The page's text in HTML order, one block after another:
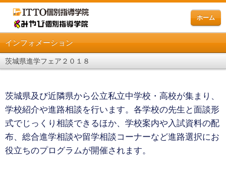
ホーム
インフォメーション
茨城県進学フェア２０１８
茨城県及び近隣県から公立私立中学校・高校が集まり、
学校紹介や進路相談を行います。 各学校の先生と面談形
式でじっくり相談できるほか、学校案内や入試資料の配
布、総合進学相談や留学相談コーナーなど進路選択にお
役立ちのプログラムが開催されます。